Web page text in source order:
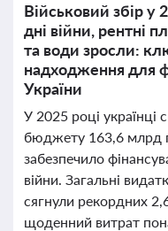
Військовий збір у
дні війни, рентні
та води зросли:
надходження для
України
У 2025 році
бюджету 163,6 млрд
забезпечило
війни. Загальні
сягнули рекордних
щоденний витрат